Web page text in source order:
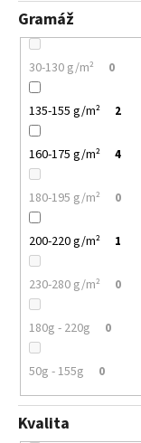
Gramáž
30-130 g/m² 0
135-155 g/m² 2
160-175 g/m² 4
180-195 g/m² 0
200-220 g/m² 1
230-280 g/m² 0
180g - 220g 0
50g - 155g 0
Kvalita